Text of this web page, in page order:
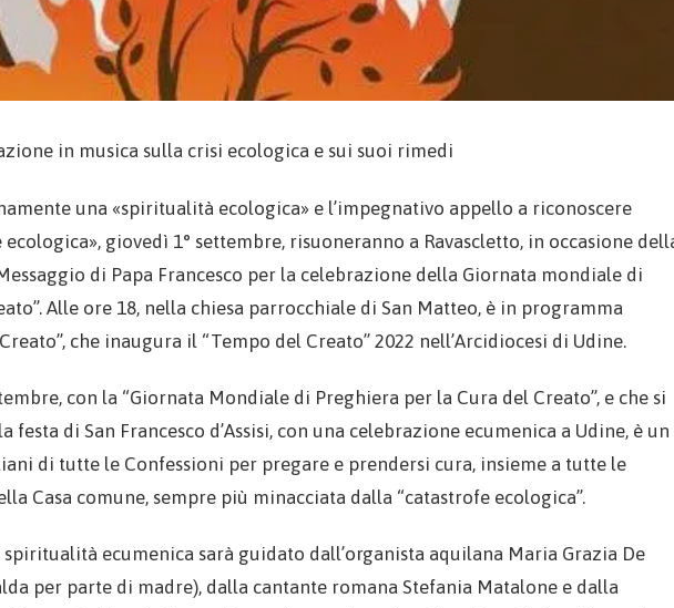
in musica sulla crisi ecologica e sui suoi rimedi
una «spiritualità ecologica» e l’impegnativo appello a riconoscere
ecologica», giovedì 1° settembre, risuoneranno a Ravascletto, in occasione
di Papa Francesco per la celebrazione della Giornata mondiale di
Alle ore 18, nella chiesa parrocchiale di San Matteo, è in programma
che inaugura il “Tempo del Creato” 2022 nell’Arcidiocesi di Udine.
con la “Giornata Mondiale di Preghiera per la Cura del Creato”, e che si
di San Francesco d’Assisi, con una celebrazione ecumenica a Udine, è un
di tutte le Confessioni per pregare e prendersi cura, insieme a tutte le
Casa comune, sempre più minacciata dalla “catastrofe ecologica”.
ecumenica sarà guidato dall’organista aquilana Maria Grazia De
per parte di madre), dalla cantante romana Stefania Matalone e dalla